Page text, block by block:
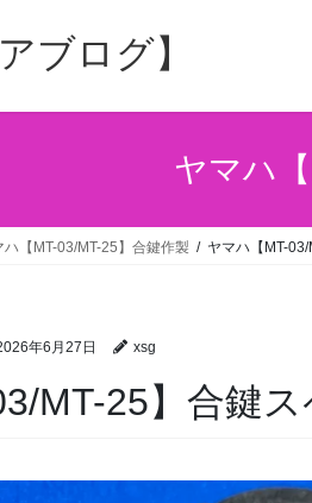
ブログ】
ヤマハ
ハ【MT-03/MT-25】合鍵作製 ヤマハ【MT-
年6月27日 xsg
MT-25】合鍵